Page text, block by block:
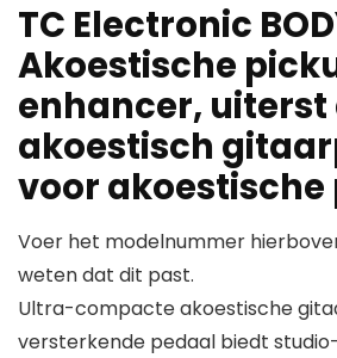
TC Electronic
Akoestische
enhancer,
akoestisch
voor
Voer het modelnummer
weten dat dit past.
Ultra-compacte akoestische
versterkende pedaal biedt